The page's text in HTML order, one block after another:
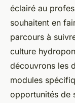
éclairé au
souhaitent en
parcours à
culture
découvrons les
modules
opportunités de